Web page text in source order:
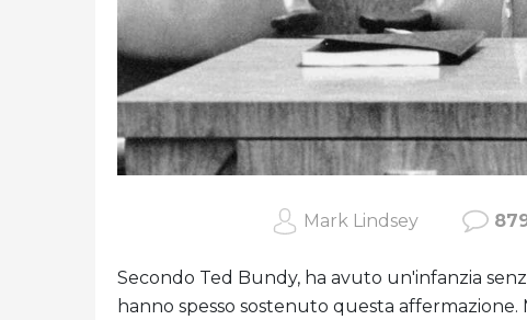
Mark Lindsey
Secondo Ted Bundy, ha avuto un'infanzia
hanno spesso sostenuto questa